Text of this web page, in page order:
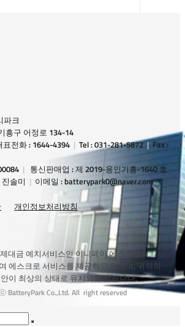
파크
흥구 어정로 134-14
표전화 : 1644-4394 | Tel : 031-281-5872|Fax :
| 통신판매업 : 제 2019-용인기흥-1640 호
솔미 | 이메일 : batterypark0@naver.com
개인정보처리방침
대금 예치서비스인 이니페이 에스크로의
에스크로 서비스를 제공하고 있으며, 귀하의
이 최상의 상태로 유지되고 있습니다.
BatteryPark Co.,Ltd. All right reserved